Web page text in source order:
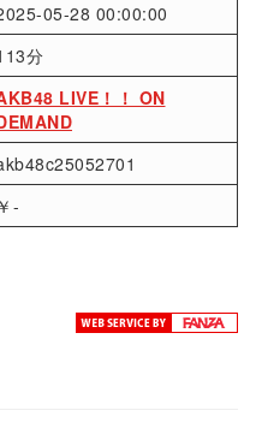
05-28 00:00:00
分
LIVE！！ ON
￥-